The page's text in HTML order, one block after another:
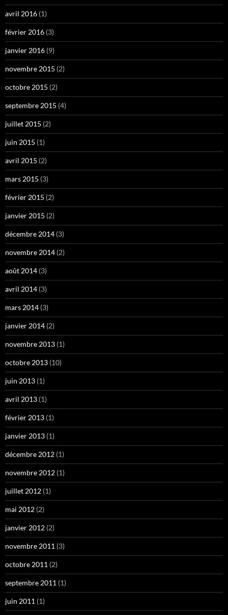
avril 2016 (1)
février 2016 (3)
janvier 2016 (9)
novembre 2015 (2)
octobre 2015 (2)
septembre 2015 (4)
juillet 2015 (2)
juin 2015 (1)
avril 2015 (2)
mars 2015 (3)
février 2015 (2)
janvier 2015 (2)
décembre 2014 (3)
novembre 2014 (2)
août 2014 (3)
avril 2014 (3)
mars 2014 (3)
janvier 2014 (2)
novembre 2013 (1)
octobre 2013 (10)
juin 2013 (1)
avril 2013 (1)
février 2013 (1)
janvier 2013 (1)
décembre 2012 (1)
novembre 2012 (1)
juillet 2012 (1)
mai 2012 (2)
janvier 2012 (2)
novembre 2011 (3)
octobre 2011 (2)
septembre 2011 (1)
juin 2011 (1)